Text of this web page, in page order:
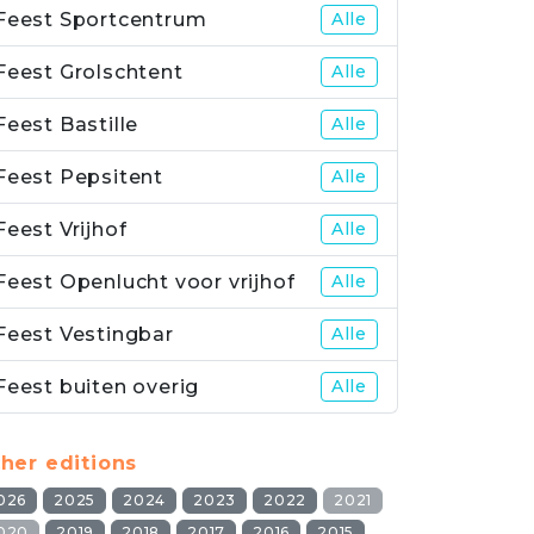
Sportcentrum Alle
Grolschtent Alle
Bastille Alle
Pepsitent Alle
Vrijhof Alle
Openlucht voor vrijhof Alle
Vestingbar Alle
buiten overig Alle
editions
2025 2024 2023 2022
2021